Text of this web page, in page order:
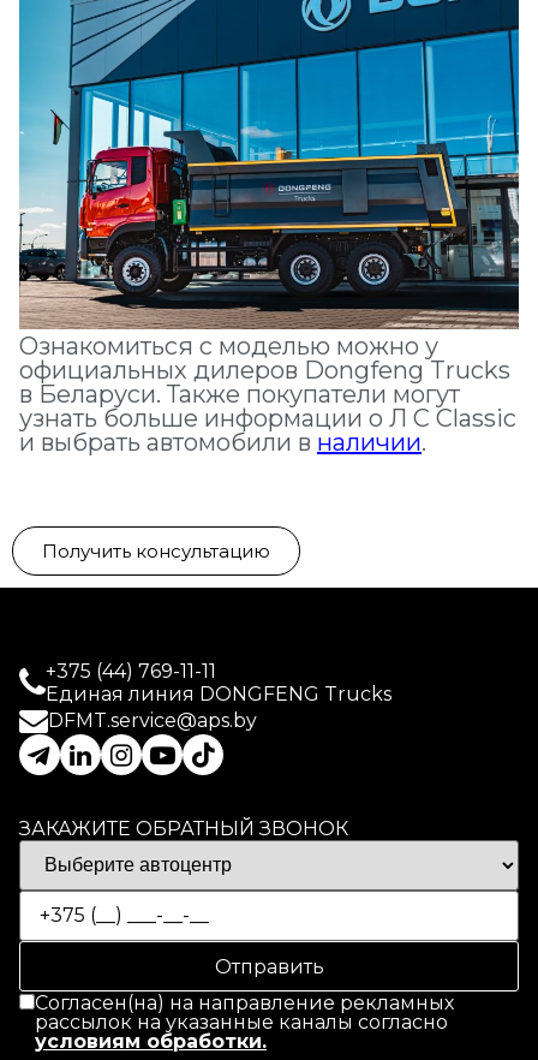
Ознакомиться с моделью можно у
официальных дилеров Dongfeng Trucks
в Беларуси. Также покупатели могут
узнать больше информации о Л С Classic
и выбрать автомобили в наличии.
Получить консультацию
+375 (44) 769-11-11
Единая линия DONGFENG Trucks
DFMT.service@aps.by
ЗАКАЖИТЕ ОБРАТНЫЙ ЗВОНОК
Согласен(на) на направление рекламных
рассылок на указанные каналы согласно
условиям обработки.